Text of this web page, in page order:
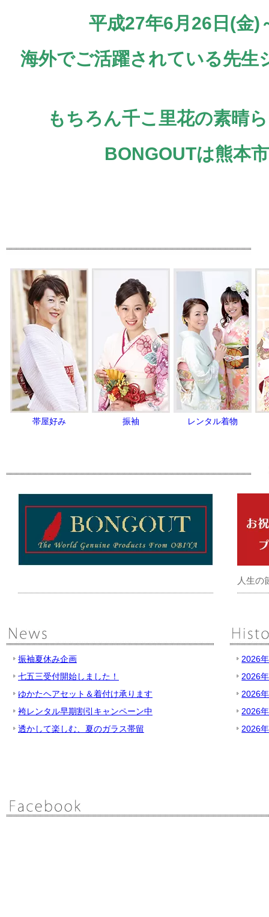
平成27年6月26日(金)
海外でご活躍されている先生
もちろん千こ里花の素晴
BONGOUTは熊本
帯屋好み 振袖 レンタル着物
人生の
振袖夏休み企画
七五三受付開始しました！
ゆかたヘアセット＆着付け承ります
袴レンタル早期割引キャンペーン中
透かして楽しむ、夏のガラス帯留
2026
2026
2026
2026
2026